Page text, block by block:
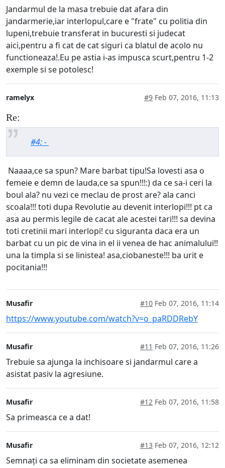
Jandarmul de la masa trebuie dat afara din
jandarmerie,iar interlopul,care e "frate" cu politia din
lupeni,trebuie transferat in bucuresti si judecat
aici,pentru a fi cat de cat siguri ca blatul de acolo nu
functioneaza!.Eu pe astia i-as impusca scurt,pentru 1-2
exemple si se potolesc!
ramelyx #9 Feb 07, 2016, 11:13
Re:
#4: -
Naaaa,ce sa spun? Mare barbat tipu!Sa lovesti asa o
femeie e demn de lauda,ce sa spun!!!:) da ce sa-i ceri la
boul ala? nu vezi ce meclau de prost are? ala canci
scoala!!! toti dupa Revolutie au devenit interlopi!!! pt ca
asa au permis legile de cacat ale acestei tari!!! sa devina
toti cretinii mari interlopi! cu siguranta daca era un
barbat cu un pic de vina in el ii venea de hac animalului!!
una la timpla si se linistea! asa,ciobaneste!!! ba urit e
pocitania!!!
Musafir #10 Feb 07, 2016, 11:14
https://www.youtube.com/watch?v=o_paRDDRebY
Musafir #11 Feb 07, 2016, 11:26
Trebuie sa ajunga la inchisoare si jandarmul care a
asistat pasiv la agresiune.
Musafir #12 Feb 07, 2016, 11:58
Sa primeasca ce a dat!
Musafir #13 Feb 07, 2016, 12:12
Semnați ca sa eliminam din societate asemenea